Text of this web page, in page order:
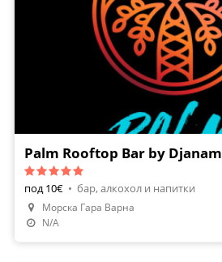
Palm Rooftop Bar by Djanam
под 10€ • бар, алкохол и напитки
Морска Гара Варна
N/A